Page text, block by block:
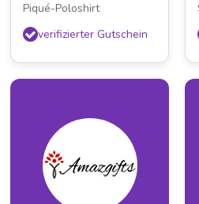
Piqué-Poloshirt
verifizierter Gutschein